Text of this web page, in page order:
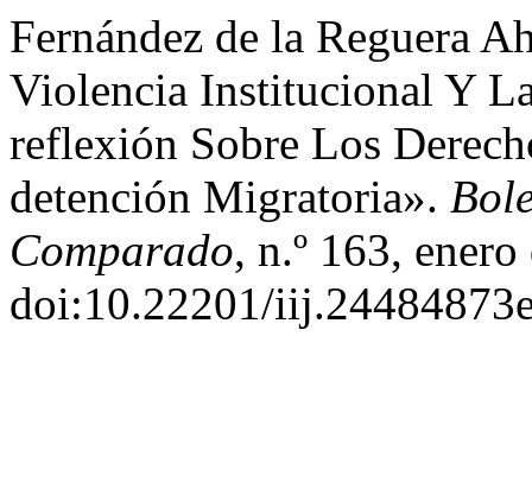
Fernández de la Reguera
Violencia Institucional Y
reflexión Sobre Los
detención Migratoria».
Comparado, n.º 163,
doi:10.22201/